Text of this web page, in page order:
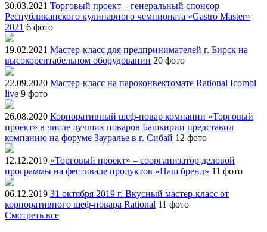
30.03.2021 Торговый проект – генеральный спонсор
Республиканского кулинарного чемпионата «Gastro Master»
2021 6 фото
19.02.2021 Мастер-класс для предпринимателей г. Бирск на
высокорентабельном оборудовании 20 фото
22.09.2020 Мастер-класс на пароконвектомате Rational Icombi
live 9 фото
26.08.2020 Корпоративный шеф-повар компании «Торговый
проект» в числе лучших поваров Башкирии представил
компанию на форуме Зауралье в г. Сибай 12 фото
12.12.2019 «Торговый проект» – соорганизатор деловой
программы на фестивале продуктов «Наш бренд» 11 фото
06.12.2019 31 октября 2019 г. Вкусный мастер-класс от
корпоративного шеф-повара Rational 11 фото
Смотреть все